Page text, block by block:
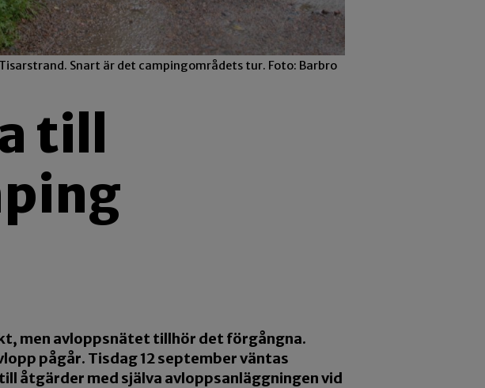
Snart är det campingområdets tur. Foto: Barbro
till
men avloppsnätet tillhör det förgångna.
pågår. Tisdag 12 september väntas
åtgärder med själva avloppsanläggningen vid